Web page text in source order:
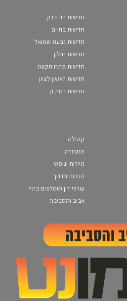
חדשות בני ברק
חדשות בת ים
חדשות גבעת שמואל
חדשות חולון
חדשות פתח תקווה
חדשות ראשון לציון
חדשות רמת גן
קהילה
תחבורה
תיירות ונופש
תרבות וחינוך
עורכי דין מומלצים בתל
אביב והסביבה